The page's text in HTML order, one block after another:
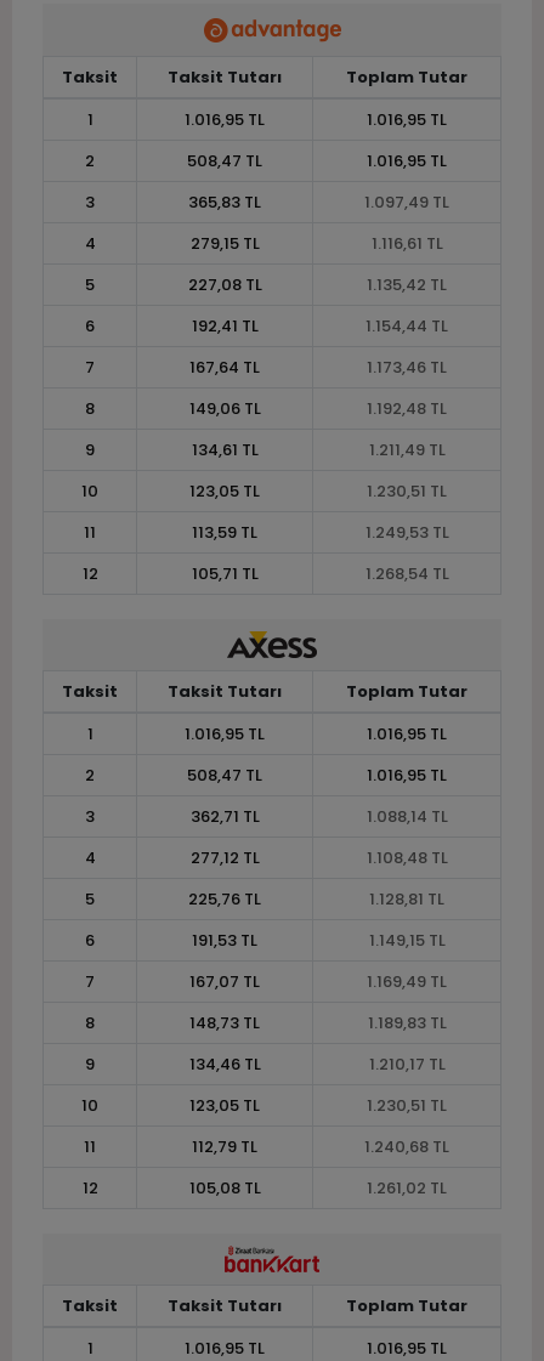
Taksit Taksit Tutarı
Toplam Tutar
1
1.016,95 TL
1.016,95 TL
2
508,47 TL
1.016,95 TL
3
365,83 TL
1.097,49 TL
4
279,15 TL
1.116,61 TL
5
227,08 TL
1.135,42 TL
6
192,41 TL
1.154,44 TL
7
167,64 TL
1.173,46 TL
8
149,06 TL
1.192,48 TL
9
134,61 TL
1.211,49 TL
10
123,05 TL
1.230,51 TL
11
113,59 TL
1.249,53 TL
12
105,71 TL 1.268,54 TL
Taksit Taksit Tutarı
Toplam Tutar
1
1.016,95 TL
1.016,95 TL
2
508,47 TL
1.016,95 TL
3
362,71 TL
1.088,14 TL
4
277,12 TL
1.108,48 TL
5
225,76 TL
1.128,81 TL
6
191,53 TL
1.149,15 TL
7
167,07 TL
1.169,49 TL
8
148,73 TL
1.189,83 TL
9
134,46 TL
1.210,17 TL
10
123,05 TL
1.230,51 TL
11
112,79 TL
1.240,68 TL
12
105,08 TL 1.261,02 TL
Taksit Taksit Tutarı
Toplam Tutar
1
1.016,95 TL
1.016,95 TL